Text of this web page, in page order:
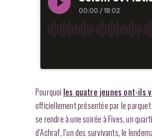
Pourquoi les quatre jeunes ont-ils
officiellement présentée par le
se rendre à une soirée à Fives, un
d’Achraf, l’un des survivants, le